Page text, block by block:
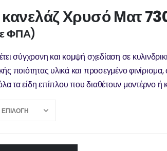
Χρυσό Ματ
ΦΠΑ)
σύγχρονη και κομψή σχεδίαση σε
ποιότητας υλικά και προσεγμένο
τα είδη επίπλου που διαθέτουν μοντέρνο